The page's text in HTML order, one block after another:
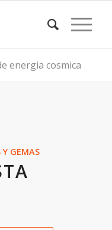
energia cosmica
Y GEMAS